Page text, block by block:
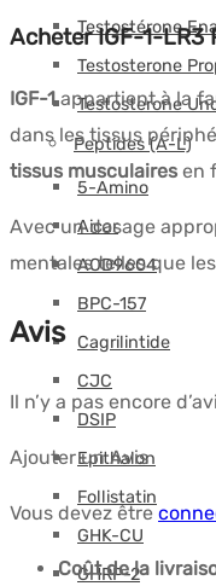
Testostérone
Testosterone
Testosterone
Peptides (A-L)
5-Amino
Aicar
AOD9604
BPC-157
Cagrilintide
CJC
DSIP
Epithalon
Follistatin
GHK-CU
GHRP-2
PRIME
PHARMA
Acheter IGF-1-LR3
IGF-1appartient à la
dans les tissus
tissus musculaires en
Avec un dosage
mentales telles que les
Avis
Il n’y a pas encore
Ajouter un Avis
Vous devez être
Coût de la